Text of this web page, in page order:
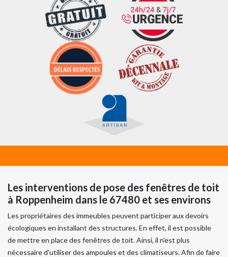
Les interventions de pose des fenêtres de toit
à Roppenheim dans le 67480 et ses environs
Les propriétaires des immeubles peuvent participer aux devoirs
écologiques en installant des structures. En effet, il est possible
de mettre en place des fenêtres de toit. Ainsi, il n'est plus
nécessaire d'utiliser des ampoules et des climatiseurs. Afin de faire